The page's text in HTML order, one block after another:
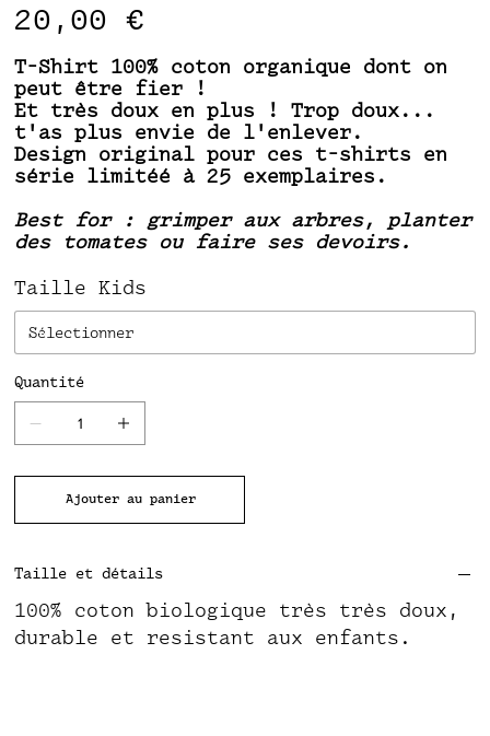
20,00 €
T-Shirt 100% coton organique dont on
peut être fier !
Et très doux en plus ! Trop doux...
t'as plus envie de l'enlever.
Design original pour ces t-shirts en
série limitéé à 25 exemplaires.
Best for : grimper aux arbres, planter
des tomates ou faire ses devoirs.
Taille Kids
Quantité
Ajouter au panier
Taille et détails
100% coton biologique très très doux,
durable et resistant aux enfants.